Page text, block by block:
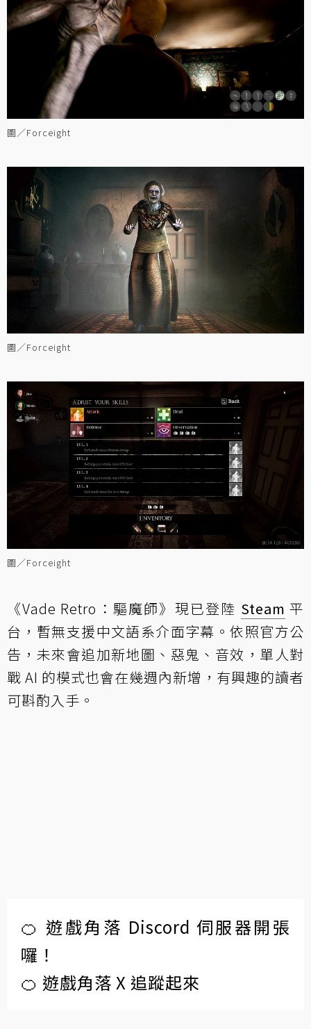
圖／Forceight
圖／Forceight
圖／Forceight
《Vade Retro：驅魔師》現已登陸 Steam 平
台，暫無支援中文語系介面字幕。依照官方公
告，未來會追加新地圖、惡鬼、音效，單人對
戰 AI 的模式也會在幾週內新增，有興趣的讀者
可斟酌入手。
🍊 遊戲角落 Discord 伺服器開張
囉！
🍊 遊戲角落 X 追蹤起來